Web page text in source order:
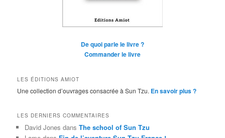
De quoi parle le livre ?
Commander le livre
LES ÉDITIONS AMIOT
Une collection d’ouvrages consacrée à Sun Tzu. En savoir plus ?
LES DERNIERS COMMENTAIRES
David Jones dansThe school of Sun Tzu